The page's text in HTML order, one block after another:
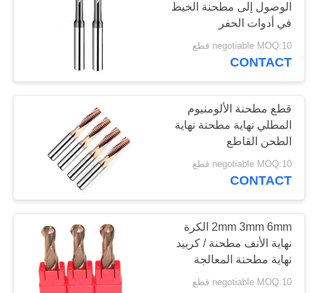
الوصول إلى مطحنة الخيط
في أدوات الحفر
negotiable MOQ:10 قطع
CONTACT
قطع مطحنة الألومنيوم
المطلي نهاية مطحنة نهاية
الطحن القاطع
negotiable MOQ:10 قطع
CONTACT
2mm 3mm 6mm الكرة
نهاية الأنف مطحنة / كربيد
نهاية مطحنة المعالجة
العامة
negotiable MOQ:10 قطع